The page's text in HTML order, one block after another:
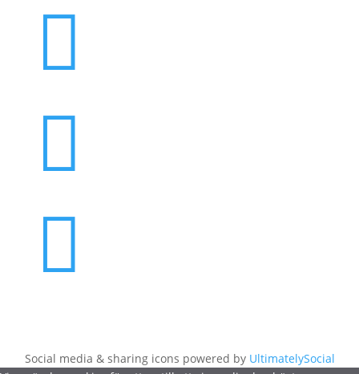



Social media & sharing icons powered by UltimatelySocial